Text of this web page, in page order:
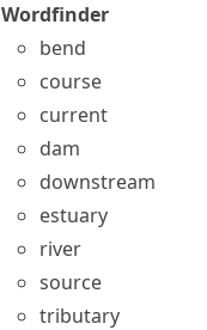
Wordfinder
bend
course
current
dam
downstream
estuary
river
source
tributary